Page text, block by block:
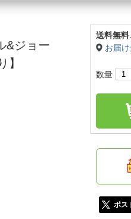
ト取り置き
舗情報・店舗一覧
&ジョー
】
送料無料
お届
数量
ポス